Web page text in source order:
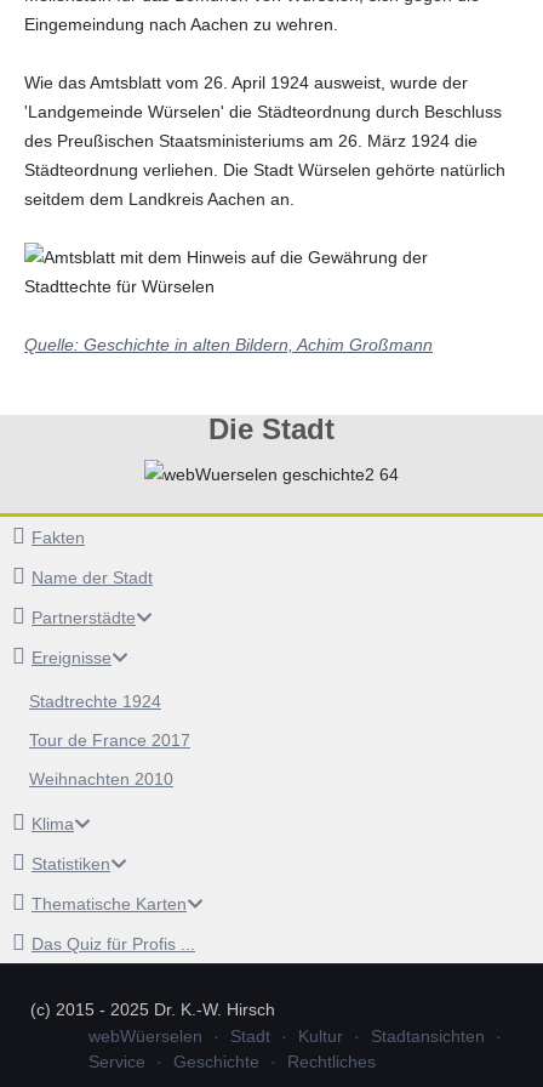
Die Stadt
Fakten
Name der Stadt
Partnerstädte
Ereignisse
Stadtrechte 1924
Tour de France 2017
Weihnachten 2010
Klima
Statistiken
Thematische Karten
Das Quiz für Profis ...
Eingemeindung nach Aachen zu wehren.
Wie das Amtsblatt vom 26. April 1924 ausweist, wurde der
'Landgemeinde Würselen' die Städteordnung durch Beschluss
des Preußischen Staatsministeriums am 26. März 1924 die
Städteordnung verliehen. Die Stadt Würselen gehörte natürlich
seitdem dem Landkreis Aachen an.
Quelle: Geschichte in alten Bildern, Achim Großmann
(c) 2015 - 2025 Dr. K.-W. Hirsch
webWüerselen
Stadt Kultur
Stadtansichten
Service
Geschichte Rechtliches
Flächennutzungsplan
Brauchtum
Pläne 1803 - 1807